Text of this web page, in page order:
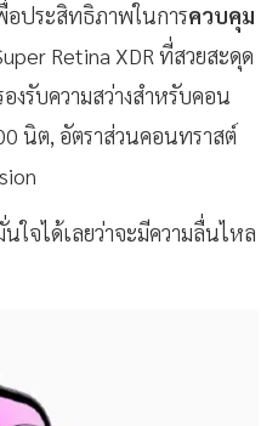
ประสิทธิภาพในการควบคุม
Retina XDR ที่สวยสะดุด
งรับความสว่างสำหรับคอน
นิต, อัตราส่วนคอนทราสต์
ใจได้เลยว่าจะมีความลื่นไหล